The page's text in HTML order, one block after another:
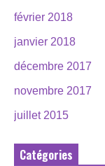
février 2018
janvier 2018
décembre 2017
novembre 2017
juillet 2015
Catégories